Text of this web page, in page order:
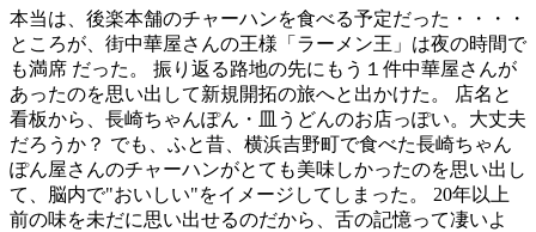
本当は、後楽本舗のチャーハンを食べる予定だった・・・・
ところが、街中華屋さんの王様「ラーメン王」は夜の時間で
も満席 だった。 振り返る路地の先にもう１件中華屋さんが
あったのを思い出して新規開拓の旅へと出かけた。 店名と
看板から、長崎ちゃんぽん・皿うどんのお店っぽい。大丈夫
だろうか？ でも、ふと昔、横浜吉野町で食べた長崎ちゃん
ぽん屋さんのチャーハンがとても美味しかったのを思い出し
て、脳内で"おいしい"をイメージしてしまった。 20年以上
前の味を未だに思い出せるのだから、舌の記憶って凄いよ